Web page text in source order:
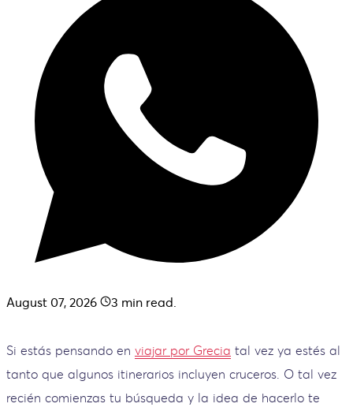
August 07, 2026 3 min read.
Si estás pensando en viajar por Grecia tal vez ya estés al
tanto que algunos itinerarios incluyen cruceros. O tal vez
recién comienzas tu búsqueda y la idea de hacerlo te